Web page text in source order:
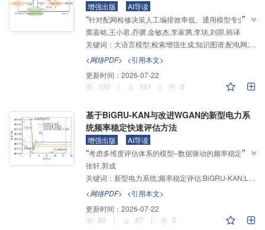
增强出版 AI导读
“针对配网检修决策人工编排效率低、通用模型专业知
识储备不足、易产生幻觉等问题，研究团队建立了融合
知识图谱增强生成与大语言模型的配网检修辅助决策框
架，为解决配网检修智能化决策问题提供解决方案。
”
窦嘉铭,王小君,乔骥,金敏杰,李家腾,李琰,刘曌,韩译
关键词： 大语言模型;检索增强生成;知识图谱;配电网;检修决策;人工智能;提示工程
<网络PDF> <引用本文>
更新时间： 2026-07-22
100
| 101 | 0
基于BiGRU-KAN与改进WGAN的新型电力系
统频率稳定快速评估方法
增强出版 AI导读
“考虑多维度评估体系的模型‒数据驱动的频率稳定评估
方法，建立了功率‒频率稳定边界的评估体系，探索了
CP-SMOTE与LassoNet预处理结合BiGRU‒KAN模型
的评估框架，为解决新型电力系统频率稳定评估精度
低、耗时长及拓扑变化样本不足问题提供解决方案。
”
张轩,郭成
关键词： 新型电力系统;频率稳定评估;BiGRU-KAN;LassoNet;梯度惩罚机制;Wasserstein距离生成对抗网络
<网络PDF> <引用本文>
更新时间： 2026-07-22
80
| 87 | 0